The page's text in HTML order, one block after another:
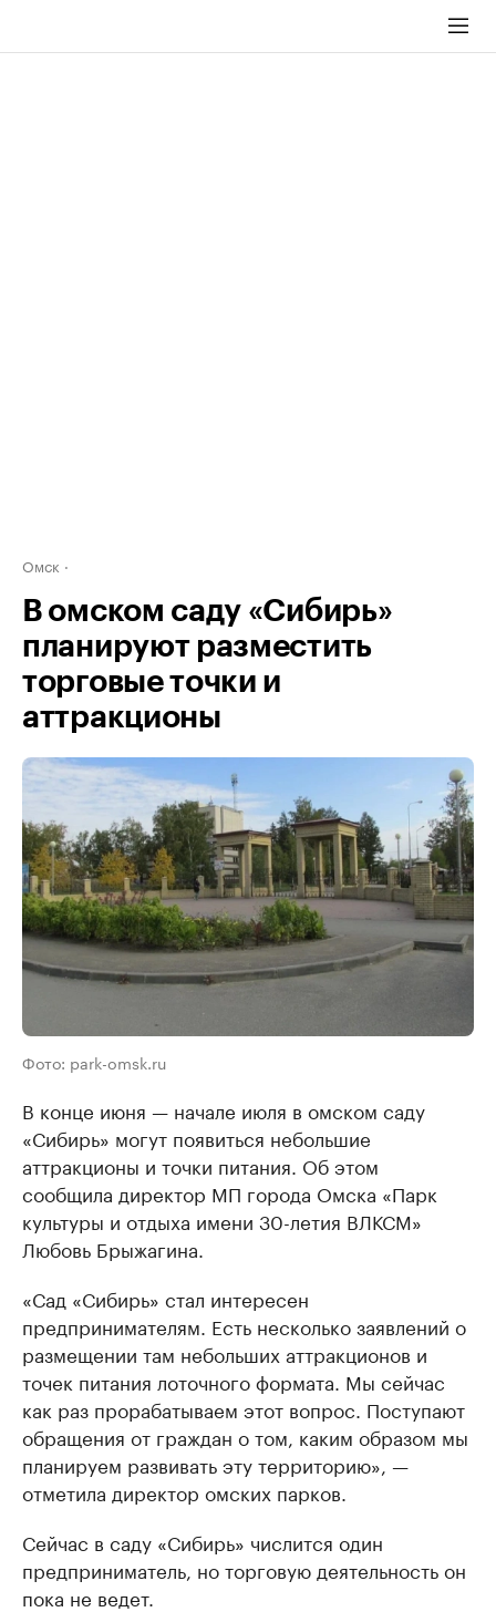
Омск
В омском саду «Сибирь»
планируют разместить
торговые точки и
аттракционы
Фото: park-omsk.ru
В конце июня — начале июля в омском саду
«Сибирь» могут появиться небольшие
аттракционы и точки питания. Об этом
сообщила директор МП города Омска «Парк
культуры и отдыха имени 30-летия ВЛКСМ»
Любовь Брыжагина.
«Сад «Сибирь» стал интересен
предпринимателям. Есть несколько заявлений о
размещении там небольших аттракционов и
точек питания лоточного формата. Мы сейчас
как раз прорабатываем этот вопрос. Поступают
обращения от граждан о том, каким образом мы
планируем развивать эту территорию», —
отметила директор омских парков.
Сейчас в саду «Сибирь» числится один
предприниматель, но торговую деятельность он
пока не ведет.